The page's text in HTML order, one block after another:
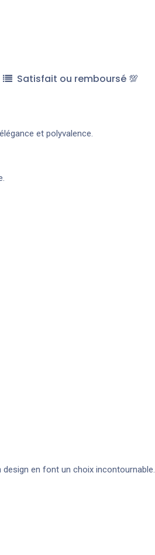
Satisfait ou remboursé 💯
et polyvalence.
en font un choix incontournable.